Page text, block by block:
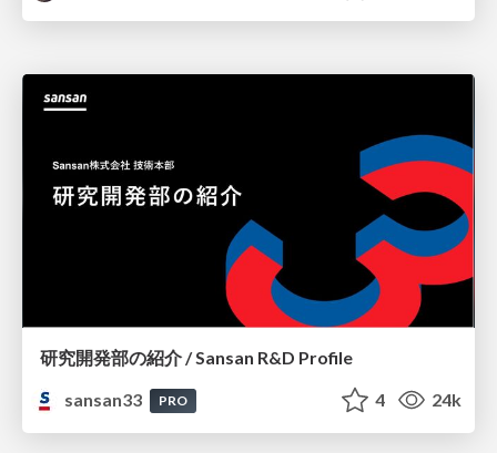
研究開発部の紹介 / Sansan R&D Profile
sansan33
PRO 4 24k